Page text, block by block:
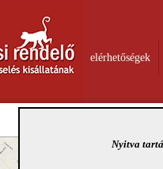
Nyitva
elérhetőségek